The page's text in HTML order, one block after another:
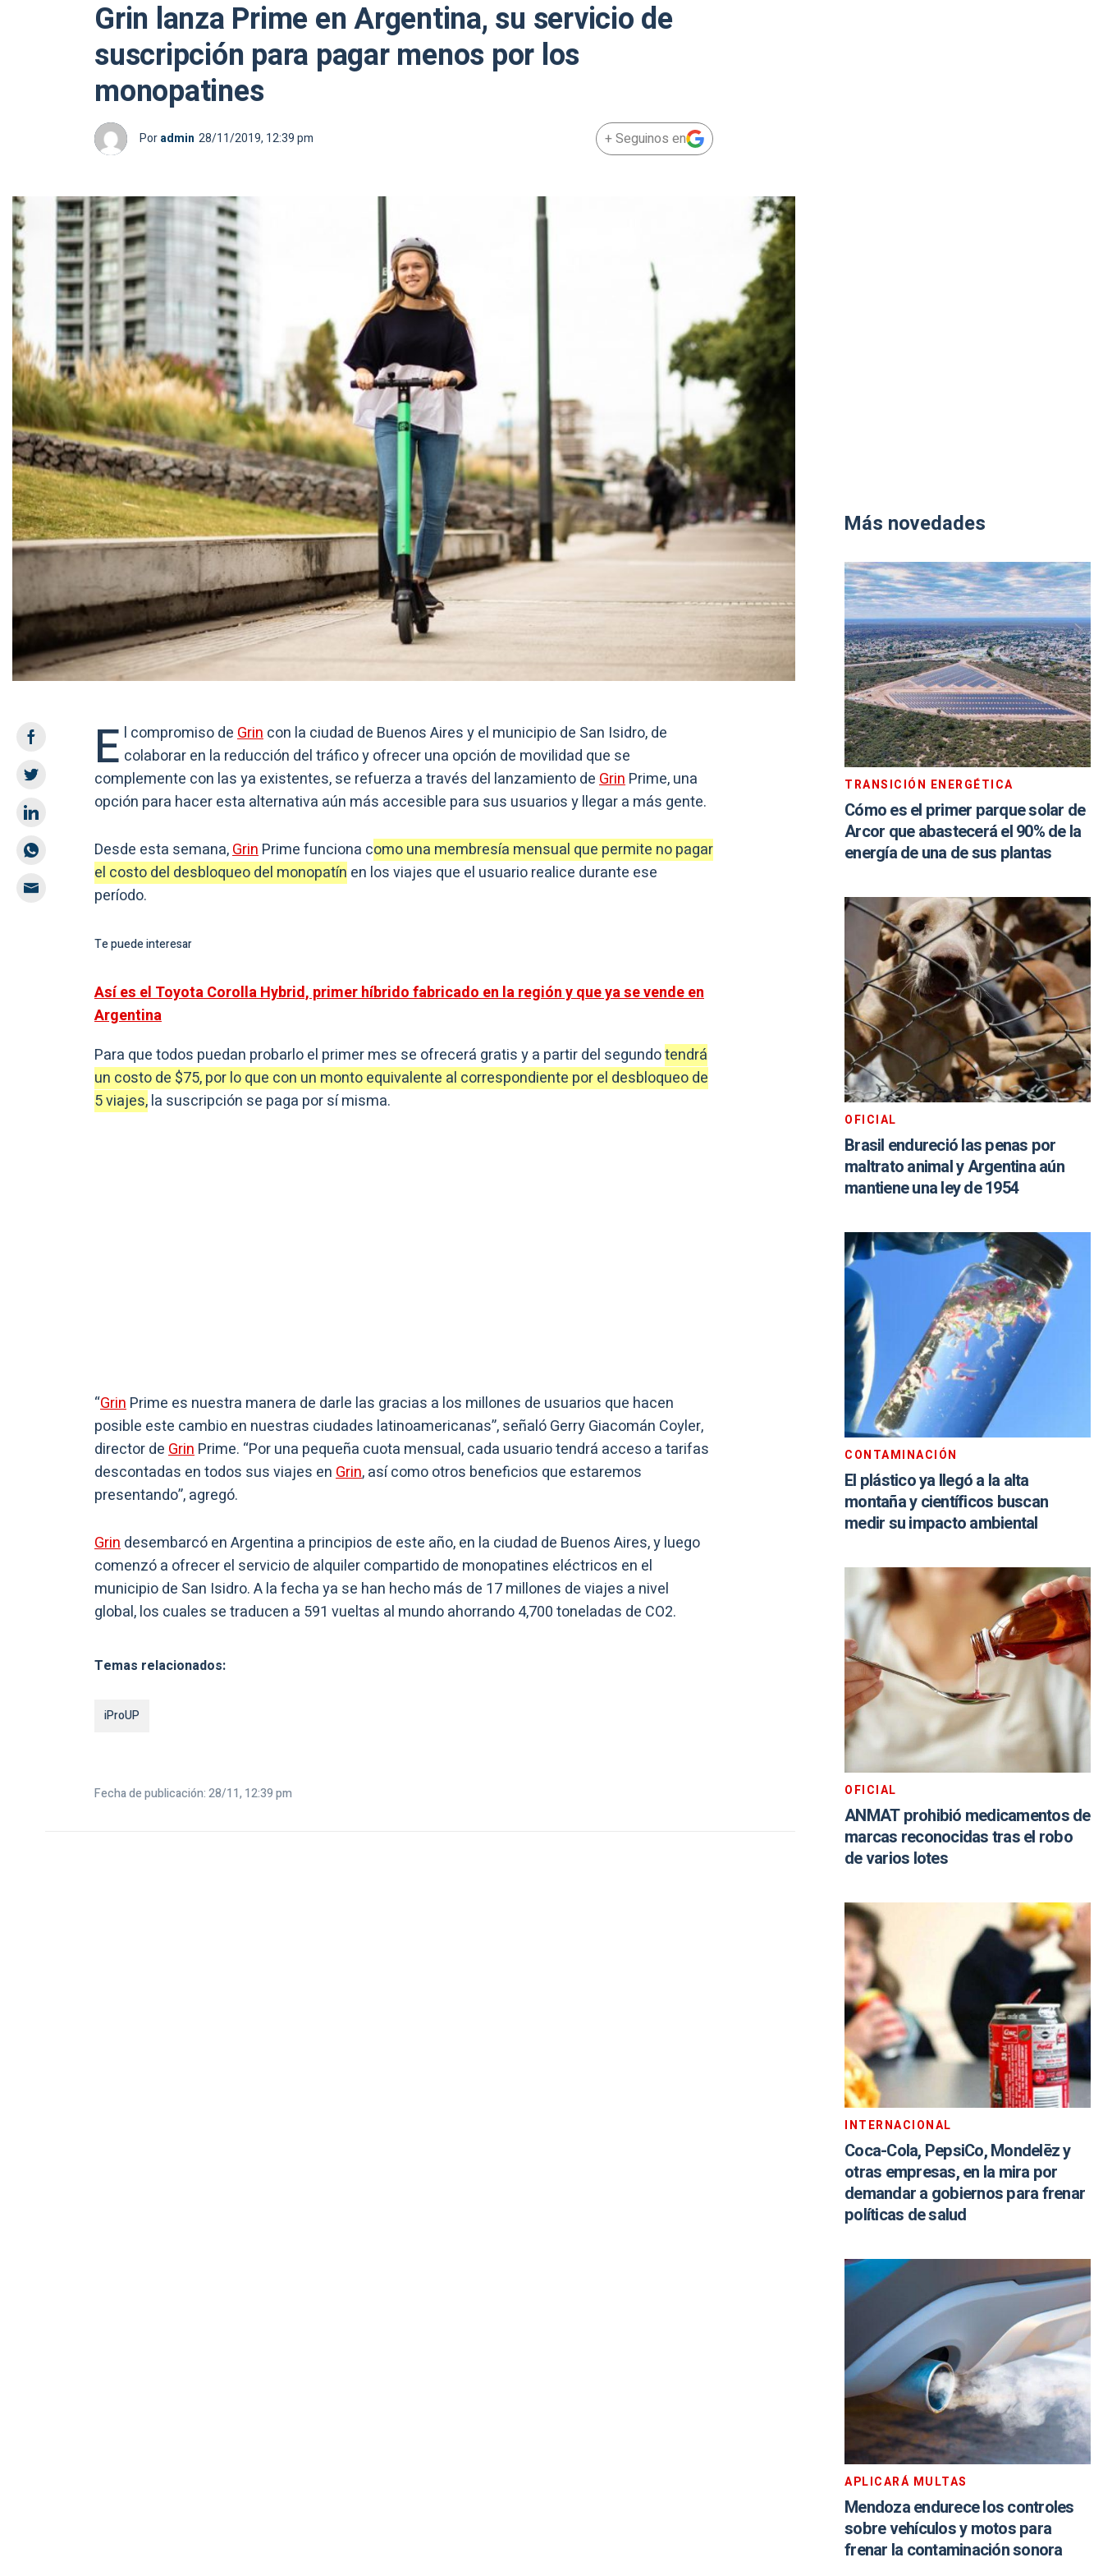
Grin lanza Prime en Argentina, su servicio de
suscripción para pagar menos por los
monopatines
Poradmin 28/11/2019, 12:39 pm + Seguinos en
E l compromiso deGrincon la ciudad de Buenos Aires y el municipio de San Isidro, de
colaborar en la reducción del tráfico y ofrecer una opción de movilidad que se
complemente con las ya existentes, se refuerza a través del lanzamiento deGrinPrime, una
opción para hacer esta alternativa aún más accesible para sus usuarios y llegar a más gente.
Desde esta semana,GrinPrime funciona como una membresía mensual que permite no pagar
el costo del desbloqueo del monopatín en los viajes que el usuario realice durante ese
período.
Te puede interesar
Así es el Toyota Corolla Hybrid, primer híbrido fabricado en la región y que ya se vende en
Argentina
Para que todos puedan probarlo el primer mes se ofrecerá gratis y a partir del segundotendrá
un costo de $75, por lo que con un monto equivalente al correspondiente por el desbloqueo de
5 viajes,la suscripción se paga por sí misma.
“GrinPrime es nuestra manera de darle las gracias a los millones de usuarios que hacen
posible este cambio en nuestras ciudades latinoamericanas”, señaló Gerry Giacomán Coyler,
director deGrinPrime. “Por una pequeña cuota mensual, cada usuario tendrá acceso a tarifas
descontadas en todos sus viajes enGrin, así como otros beneficios que estaremos
presentando”, agregó.
Grindesembarcó en Argentina a principios de este año, en la ciudad de Buenos Aires, y luego
comenzó a ofrecer el servicio de alquiler compartido de monopatines eléctricos en el
municipio de San Isidro. A la fecha ya se han hecho más de 17 millones de viajes a nivel
global, los cuales se traducen a 591 vueltas al mundo ahorrando 4,700 toneladas de CO2.
Temas relacionados:
iProUP
Fecha de publicación: 28/11, 12:39 pm
Más novedades
TRANSICIÓN ENERGÉTICA
Cómo es el primer parque solar de
Arcor que abastecerá el 90% de la
energía de una de sus plantas
OFICIAL
Brasil endureció las penas por
maltrato animal y Argentina aún
mantiene una ley de 1954
CONTAMINACIÓN
El plástico ya llegó a la alta
montaña y científicos buscan
medir su impacto ambiental
OFICIAL
ANMAT prohibió medicamentos de
marcas reconocidas tras el robo
de varios lotes
INTERNACIONAL
Coca-Cola, PepsiCo, Mondelēz y
otras empresas, en la mira por
demandar a gobiernos para frenar
políticas de salud
APLICARÁ MULTAS
Mendoza endurece los controles
sobre vehículos y motos para
frenar la contaminación sonora